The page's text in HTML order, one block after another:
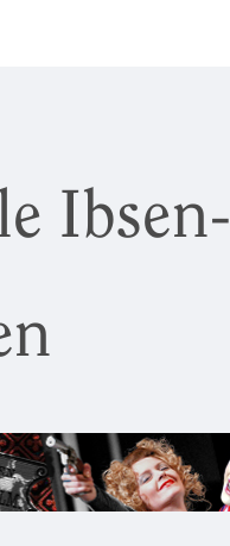
Ibsen-